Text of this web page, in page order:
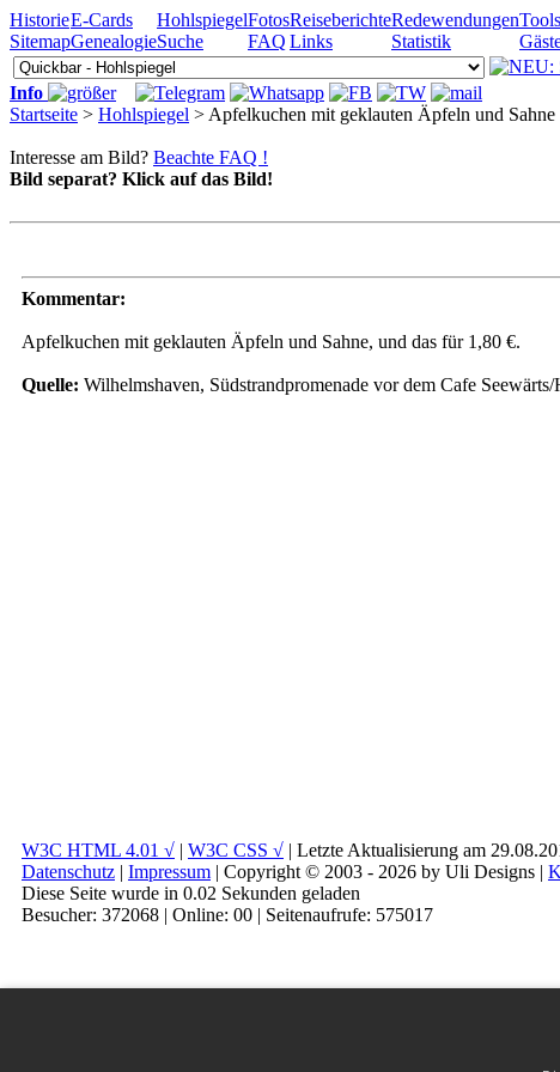
HistorieE-Cards HohlspiegelFotosReiseberichteRedewendungenTools
SitemapGenealogieSuche FAQ Links Statistik
Info
Startseite > Hohlspiegel > Apfelkuchen mit geklauten Äpfeln und Sahne
Interesse am Bild? Beachte FAQ !
Bild separat? Klick auf das Bild!
Kommentar:
Apfelkuchen mit geklauten Äpfeln und Sahne, und das für 1,80 €.
Quelle: Wilhelmshaven, Südstrandpromenade vor dem Cafe
W3C HTML 4.01 √ | W3C CSS √ | Letzte Aktualisierung am
Datenschutz | Impressum | Copyright © 2003 - 2026 by Uli Designs |
Diese Seite wurde in 0.02 Sekunden geladen
Besucher: 372068 | Online: 00 | Seitenaufrufe: 575017